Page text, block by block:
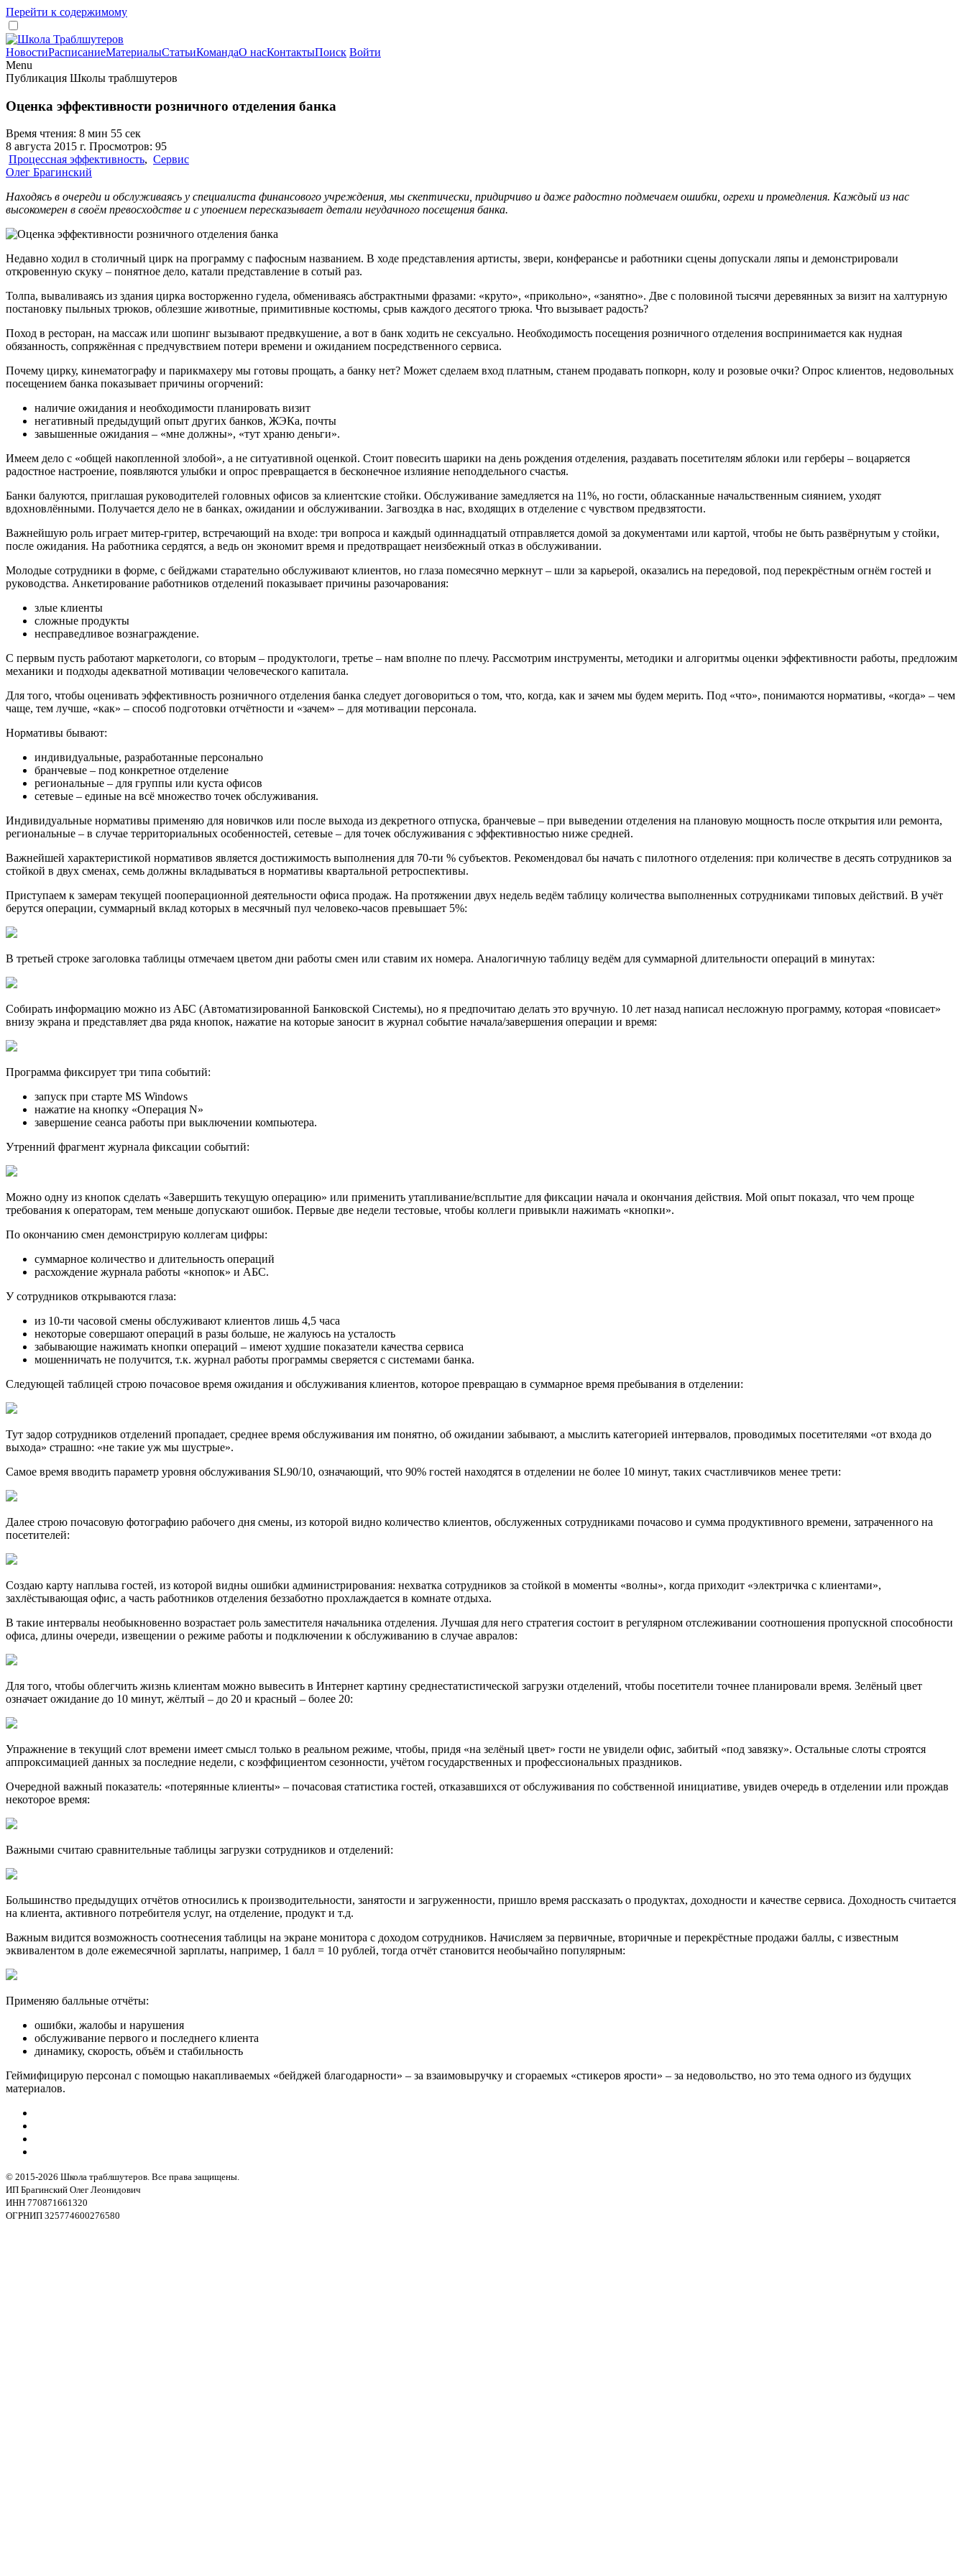
Перейти к содержимому
НовостиРасписаниеМатериалыСтатьиКомандаО насКонтактыПоиск Войти
Menu
Публикация Школы траблшутеров
Оценка эффективности розничного отделения банка
Время чтения: 8 мин 55 сек
8 августа 2015 г. Просмотров: 95
Процессная эффективность, Сервис
Олег Брагинский
Находясь в очереди и обслуживаясь у специалиста финансового учреждения, мы скептически, придирчиво и даже радостно подмечаем ошибки, огрехи и промедления. Каждый из нас
высокомерен в своём превосходстве и с упоением пересказывает детали неудачного посещения банка.
Недавно ходил в столичный цирк на программу с пафосным названием. В ходе представления артисты, звери, конферансье и работники сцены допускали ляпы и демонстрировали
откровенную скуку – понятное дело, катали представление в сотый раз.
Толпа, вываливаясь из здания цирка восторженно гудела, обмениваясь абстрактными фразами: «круто», «прикольно», «занятно». Две с половиной тысячи деревянных за визит на халтурную
постановку пыльных трюков, облезшие животные, примитивные костюмы, срыв каждого десятого трюка. Что вызывает радость?
Поход в ресторан, на массаж или шопинг вызывают предвкушение, а вот в банк ходить не сексуально. Необходимость посещения розничного отделения воспринимается как нудная
обязанность, сопряжённая с предчувствием потери времени и ожиданием посредственного сервиса.
Почему цирку, кинематографу и парикмахеру мы готовы прощать, а банку нет? Может сделаем вход платным, станем продавать попкорн, колу и розовые очки? Опрос клиентов, недовольных
посещением банка показывает причины огорчений:
наличие ожидания и необходимости планировать визит
негативный предыдущий опыт других банков, ЖЭКа, почты
завышенные ожидания – «мне должны», «тут храню деньги».
Имеем дело с «общей накопленной злобой», а не ситуативной оценкой. Стоит повесить шарики на день рождения отделения, раздавать посетителям яблоки или герберы – воцаряется
радостное настроение, появляются улыбки и опрос превращается в бесконечное излияние неподдельного счастья.
Банки балуются, приглашая руководителей головных офисов за клиентские стойки. Обслуживание замедляется на 11%, но гости, обласканные начальственным сиянием, уходят
вдохновлёнными. Получается дело не в банках, ожидании и обслуживании. Загвоздка в нас, входящих в отделение с чувством предвзятости.
Важнейшую роль играет митер-гритер, встречающий на входе: три вопроса и каждый одиннадцатый отправляется домой за документами или картой, чтобы не быть развёрнутым у стойки,
после ожидания. На работника сердятся, а ведь он экономит время и предотвращает неизбежный отказ в обслуживании.
Молодые сотрудники в форме, с бейджами старательно обслуживают клиентов, но глаза помесячно меркнут – шли за карьерой, оказались на передовой, под перекрёстным огнём гостей и
руководства. Анкетирование работников отделений показывает причины разочарования:
злые клиенты
сложные продукты
несправедливое вознаграждение.
С первым пусть работают маркетологи, со вторым – продуктологи, третье – нам вполне по плечу. Рассмотрим инструменты, методики и алгоритмы оценки эффективности работы, предложим
механики и подходы адекватной мотивации человеческого капитала.
Для того, чтобы оценивать эффективность розничного отделения банка следует договориться о том, что, когда, как и зачем мы будем мерить. Под «что», понимаются нормативы, «когда» – чем
чаще, тем лучше, «как» – способ подготовки отчётности и «зачем» – для мотивации персонала.
Нормативы бывают:
индивидуальные, разработанные персонально
бранчевые – под конкретное отделение
региональные – для группы или куста офисов
сетевые – единые на всё множество точек обслуживания.
Индивидуальные нормативы применяю для новичков или после выхода из декретного отпуска, бранчевые – при выведении отделения на плановую мощность после открытия или ремонта,
региональные – в случае территориальных особенностей, сетевые – для точек обслуживания с эффективностью ниже средней.
Важнейшей характеристикой нормативов является достижимость выполнения для 70-ти % субъектов. Рекомендовал бы начать с пилотного отделения: при количестве в десять сотрудников за
стойкой в двух сменах, семь должны вкладываться в нормативы квартальной ретроспективы.
Приступаем к замерам текущей пооперационной деятельности офиса продаж. На протяжении двух недель ведём таблицу количества выполненных сотрудниками типовых действий. В учёт
берутся операции, суммарный вклад которых в месячный пул человеко-часов превышает 5%:
В третьей строке заголовка таблицы отмечаем цветом дни работы смен или ставим их номера. Аналогичную таблицу ведём для суммарной длительности операций в минутах:
Собирать информацию можно из АБС (Автоматизированной Банковской Системы), но я предпочитаю делать это вручную. 10 лет назад написал несложную программу, которая «повисает»
внизу экрана и представляет два ряда кнопок, нажатие на которые заносит в журнал событие начала/завершения операции и время:
Программа фиксирует три типа событий:
запуск при старте MS Windows
нажатие на кнопку «Операция N»
завершение сеанса работы при выключении компьютера.
Утренний фрагмент журнала фиксации событий:
Можно одну из кнопок сделать «Завершить текущую операцию» или применить утапливание/всплытие для фиксации начала и окончания действия. Мой опыт показал, что чем проще
требования к операторам, тем меньше допускают ошибок. Первые две недели тестовые, чтобы коллеги привыкли нажимать «кнопки».
По окончанию смен демонстрирую коллегам цифры:
суммарное количество и длительность операций
расхождение журнала работы «кнопок» и АБС.
У сотрудников открываются глаза:
из 10-ти часовой смены обслуживают клиентов лишь 4,5 часа
некоторые совершают операций в разы больше, не жалуюсь на усталость
забывающие нажимать кнопки операций – имеют худшие показатели качества сервиса
мошенничать не получится, т.к. журнал работы программы сверяется с системами банка.
Следующей таблицей строю почасовое время ожидания и обслуживания клиентов, которое превращаю в суммарное время пребывания в отделении:
Тут задор сотрудников отделений пропадает, среднее время обслуживания им понятно, об ожидании забывают, а мыслить категорией интервалов, проводимых посетителями «от входа до
выхода» страшно: «не такие уж мы шустрые».
Самое время вводить параметр уровня обслуживания SL90/10, означающий, что 90% гостей находятся в отделении не более 10 минут, таких счастливчиков менее трети:
Далее строю почасовую фотографию рабочего дня смены, из которой видно количество клиентов, обслуженных сотрудниками почасово и сумма продуктивного времени, затраченного на
посетителей:
Создаю карту наплыва гостей, из которой видны ошибки администрирования: нехватка сотрудников за стойкой в моменты «волны», когда приходит «электричка с клиентами»,
захлёстывающая офис, а часть работников отделения беззаботно прохлаждается в комнате отдыха.
В такие интервалы необыкновенно возрастает роль заместителя начальника отделения. Лучшая для него стратегия состоит в регулярном отслеживании соотношения пропускной способности
офиса, длины очереди, извещении о режиме работы и подключении к обслуживанию в случае авралов:
Для того, чтобы облегчить жизнь клиентам можно вывесить в Интернет картину среднестатистической загрузки отделений, чтобы посетители точнее планировали время. Зелёный цвет
означает ожидание до 10 минут, жёлтый – до 20 и красный – более 20:
Упражнение в текущий слот времени имеет смысл только в реальном режиме, чтобы, придя «на зелёный цвет» гости не увидели офис, забитый «под завязку». Остальные слоты строятся
аппроксимацией данных за последние недели, с коэффициентом сезонности, учётом государственных и профессиональных праздников.
Очередной важный показатель: «потерянные клиенты» – почасовая статистика гостей, отказавшихся от обслуживания по собственной инициативе, увидев очередь в отделении или прождав
некоторое время:
Важными считаю сравнительные таблицы загрузки сотрудников и отделений:
Большинство предыдущих отчётов относились к производительности, занятости и загруженности, пришло время рассказать о продуктах, доходности и качестве сервиса. Доходность считается
на клиента, активного потребителя услуг, на отделение, продукт и т.д.
Важным видится возможность соотнесения таблицы на экране монитора с доходом сотрудников. Начисляем за первичные, вторичные и перекрёстные продажи баллы, с известным
эквивалентом в доле ежемесячной зарплаты, например, 1 балл = 10 рублей, тогда отчёт становится необычайно популярным:
Применяю балльные отчёты:
ошибки, жалобы и нарушения
обслуживание первого и последнего клиента
динамику, скорость, объём и стабильность
Геймифицирую персонал с помощью накапливаемых «бейджей благодарности» – за взаимовыручку и сгораемых «стикеров ярости» – за недовольство, но это тема одного из будущих
материалов.
© 2015-2026 Школа траблшутеров. Все права защищены.
ИП Брагинский Олег Леонидович
ИНН 770871661320
ОГРНИП 325774600276580